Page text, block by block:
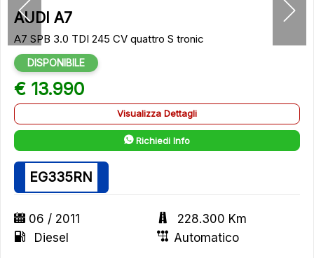
AUDI A7
A7 SPB 3.0 TDI 245 CV quattro S tronic
DISPONIBILE
€ 13.990
Visualizza Dettagli
Richiedi Info
EG335RN
06 / 2011
228.300 Km
Diesel
Automatico